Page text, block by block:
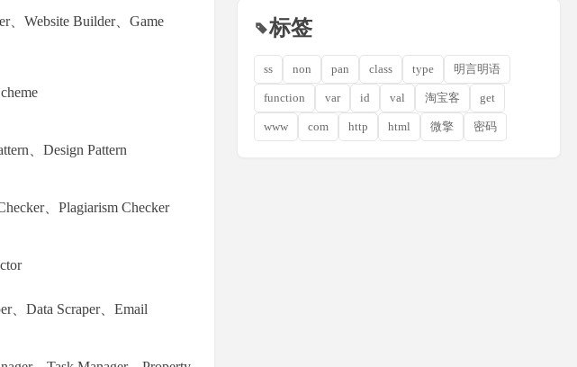
、Website Builder、Game
、Design Pattern
、Plagiarism Checker
、Data Scraper、Email
标签
ss non pan class type 明言明语
function var id val 淘宝客 get
www com http html 微擎 密码